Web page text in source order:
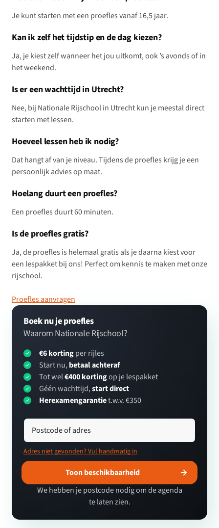
Je kunt starten met een proefles vanaf 16,5 jaar.
Kan ik zelf het tijdstip en de dag kiezen?
Ja, je kiest zelf wanneer het jou uitkomt, ook ’s avonds of in
het weekend.
Is er een wachttijd in Utrecht?
Nee, bij Nationale Rijschool in Utrecht kun je meestal direct
starten met lessen.
Hoeveel lessen heb ik nodig?
Dat hangt af van je niveau. Tijdens de proefles krijg je een
persoonlijk advies op maat.
Hoelang duurt een proefles?
Een proefles duurt 60 minuten.
Is de proefles gratis?
Ja, de proefles is helemaal gratis als je daarna kiest voor
een lespakket bij ons! Perfect om kennis te maken met onze
rijschool.
Proefles aanvragen
Boek nu je proefles
Waarom Nationale Rijschool?
€6 kortingper rijles
Start nu, betaal achteraf
Tot wel€400 kortingop je lespakket
Géén wachttijd,start direct
Herexamengarantiet.w.v. €350
Postcode of adres
Adres niet gevonden? Vul handmatig in
Toon beschikbaarheid
We hebben je postcode nodig om de agenda
te laten zien.